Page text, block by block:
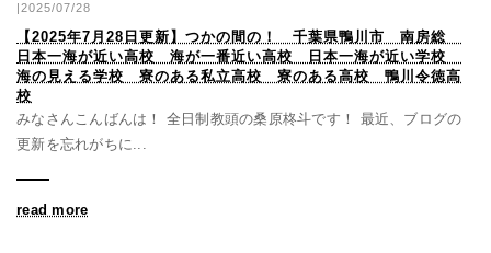
|2025/07/28
【2025年7月28日更新】つかの間の！ 千葉県鴨川市 南房総
日本一海が近い高校 海が一番近い高校 日本一海が近い学校
海の見える学校 寮のある私立高校 寮のある高校 鴨川令徳高
校
みなさんこんばんは！ 全日制教頭の桑原柊斗です！ 最近、ブログの
更新を忘れがちに...
read more